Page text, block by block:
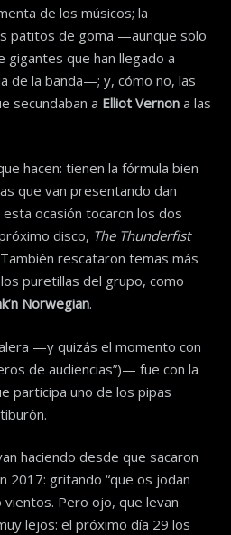
de los músicos; la
patitos de goma —aunque solo
gigantes que han llegado a
de la banda—; y, cómo no, las
secundaban a Elliot Vernona las
hacen: tienen la fórmula bien
que van presentando dan
ocasión tocaron los dos
disco, The Thunderfist
rescataron temas más
puretillas del grupo, como
Norwegian.
—y quizás el momento con
de audiencias”)— fue con la
participa uno de los pipas
haciendo desde que sacaron
2017: gritando “que os jodan
vientos. Pero ojo, que levan
lejos: el próximo día 29 los